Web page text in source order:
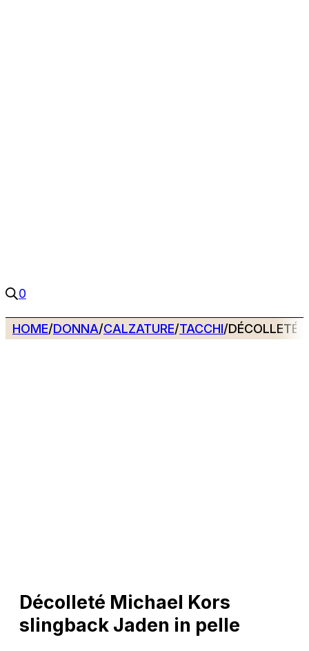
0
HOME/DONNA/CALZATURE/TACCHI/DÉCOLLETÉ
Décolleté Michael Kors
slingback Jaden in pelle